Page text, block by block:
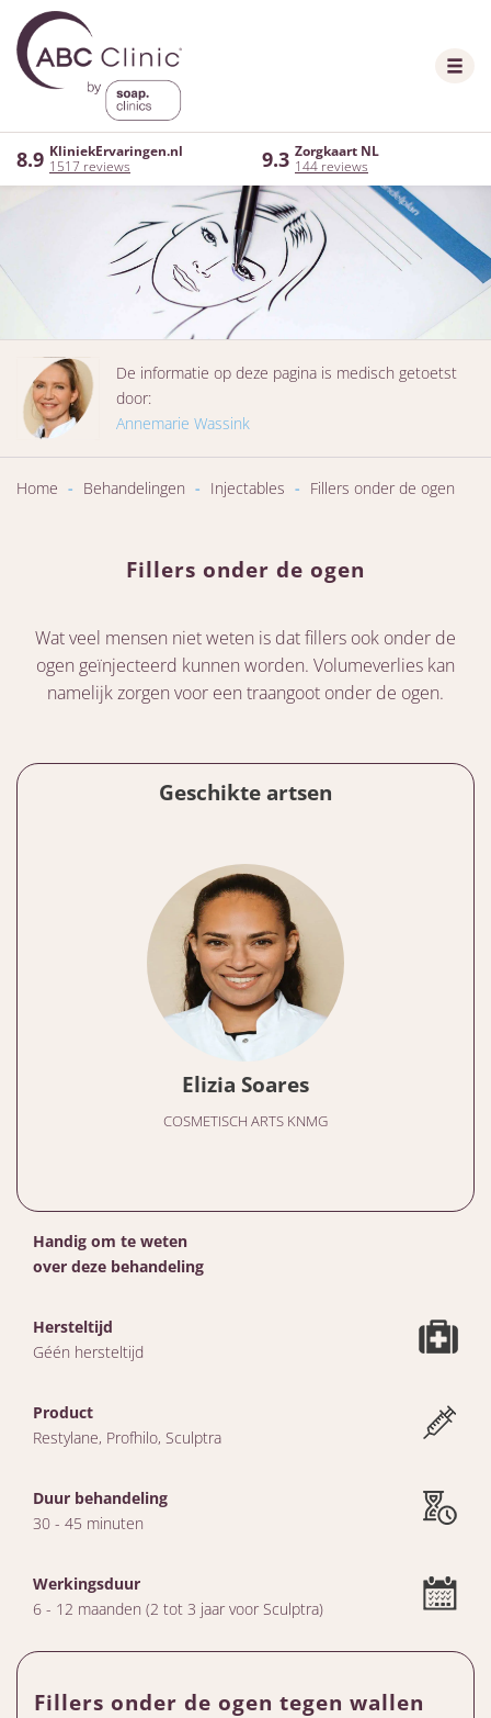
8.9 KliniekErvaringen.nl
1517 reviews
9.3 Zorgkaart NL
144 reviews
De informatie op deze pagina is medisch getoetst
door:
Annemarie Wassink
Home - Behandelingen - Injectables - Fillers onder de ogen
Fillers onder de ogen
Wat veel mensen niet weten is dat fillers ook onder de
ogen geïnjecteerd kunnen worden. Volumeverlies kan
namelijk zorgen voor een traangoot onder de ogen.
Geschikte artsen
Elizia Soares
COSMETISCH ARTS KNMG
Handig om te weten
over deze behandeling
Hersteltijd
Géén hersteltijd
Product
Restylane, Profhilo, Sculptra
Duur behandeling
30 - 45 minuten
Werkingsduur
6 - 12 maanden (2 tot 3 jaar voor Sculptra)
Fillers onder de ogen tegen wallen